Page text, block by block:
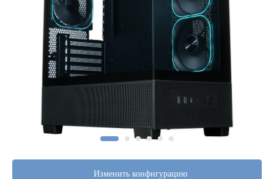
Изменить конфигурацию